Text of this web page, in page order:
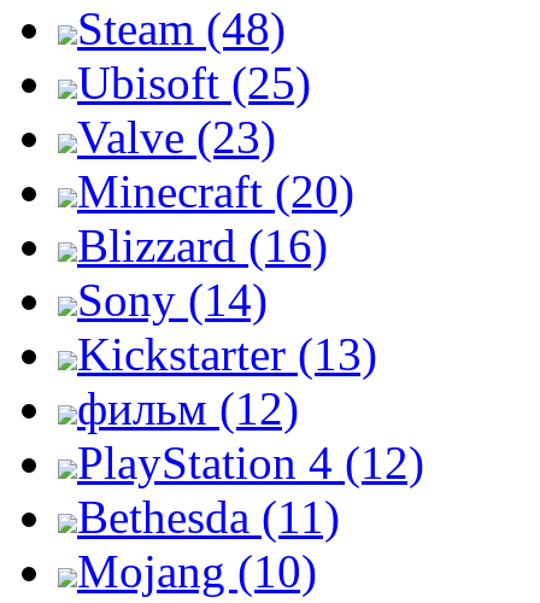
Steam (48)
Ubisoft (25)
Valve (23)
Minecraft (20)
Blizzard (16)
Sony (14)
Kickstarter (13)
фильм (12)
PlayStation 4 (12)
Bethesda (11)
Mojang (10)